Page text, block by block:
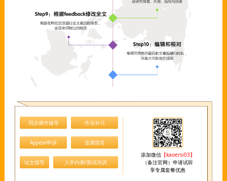
同步课件辅导 作业补习
Appeal申诉 选课指导
论文指导 入学内测/面试培训
添加微信【kaoersi03】
（备注官网）申请试听
享专属套餐优惠